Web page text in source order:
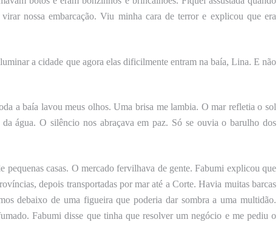
nossa embarcação. Viu minha cara de terror e explicou que era
a cidade que agora elas dificilmente entram na baía, Lina. E não
a baía lavou meus olhos. Uma brisa me lambia. O mar refletia o sol
água. O silêncio nos abraçava em paz. Só se ouvia o barulho dos
pequenas casas. O mercado fervilhava de gente. Fabumi explicou que
depois transportadas por mar até a Corte. Havia muitas barcas
debaixo de uma figueira que poderia dar sombra a uma multidão.
Fabumi disse que tinha que resolver um negócio e me pediu o